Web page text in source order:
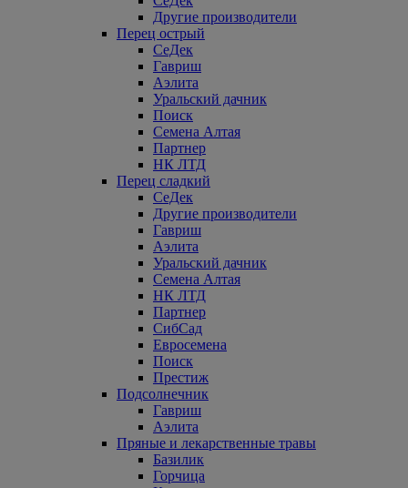
Другие производители
Перец острый
СеДек
Гавриш
Аэлита
Уральский дачник
Поиск
Семена Алтая
Партнер
НК ЛТД
Перец сладкий
СеДек
Другие производители
Гавриш
Аэлита
Уральский дачник
Семена Алтая
НК ЛТД
Партнер
СибСад
Евросемена
Поиск
Престиж
Подсолнечник
Гавриш
Аэлита
Пряные и лекарственные травы
Базилик
Горчица